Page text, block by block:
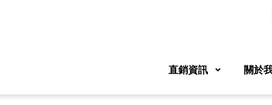
直銷資訊 關於